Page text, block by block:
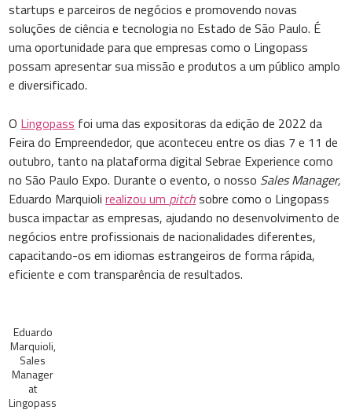
startups e parceiros de negócios e promovendo novas
soluções de ciência e tecnologia no Estado de São Paulo. É
uma oportunidade para que empresas como o Lingopass
possam apresentar sua missão e produtos a um público amplo
e diversificado.
O Lingopass foi uma das expositoras da edição de 2022 da
Feira do Empreendedor, que aconteceu entre os dias 7 e 11 de
outubro, tanto na plataforma digital Sebrae Experience como
no São Paulo Expo. Durante o evento, o nosso Sales Manager,
Eduardo Marquiolirealizou um pitchsobre como o Lingopass
busca impactar as empresas, ajudando no desenvolvimento de
negócios entre profissionais de nacionalidades diferentes,
capacitando-os em idiomas estrangeiros de forma rápida,
eficiente e com transparência de resultados.
Eduardo
Marquioli,
Sales
Manager
at
Lingopass